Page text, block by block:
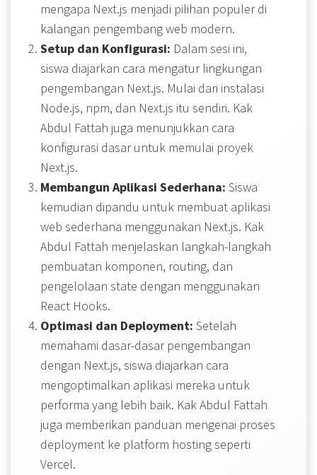
mengapa Next.js menjadi pilihan populer di
kalangan pengembang web modern.
Setup dan Konfigurasi: Dalam sesi ini,
siswa diajarkan cara mengatur lingkungan
pengembangan Next.js. Mulai dari instalasi
Node.js, npm, dan Next.js itu sendiri. Kak
Abdul Fattah juga menunjukkan cara
konfigurasi dasar untuk memulai proyek
Next.js.
Membangun Aplikasi Sederhana: Siswa
kemudian dipandu untuk membuat aplikasi
web sederhana menggunakan Next.js. Kak
Abdul Fattah menjelaskan langkah-langkah
pembuatan komponen, routing, dan
pengelolaan state dengan menggunakan
React Hooks.
Optimasi dan Deployment: Setelah
memahami dasar-dasar pengembangan
dengan Next.js, siswa diajarkan cara
mengoptimalkan aplikasi mereka untuk
performa yang lebih baik. Kak Abdul Fattah
juga memberikan panduan mengenai proses
deployment ke platform hosting seperti
Vercel.